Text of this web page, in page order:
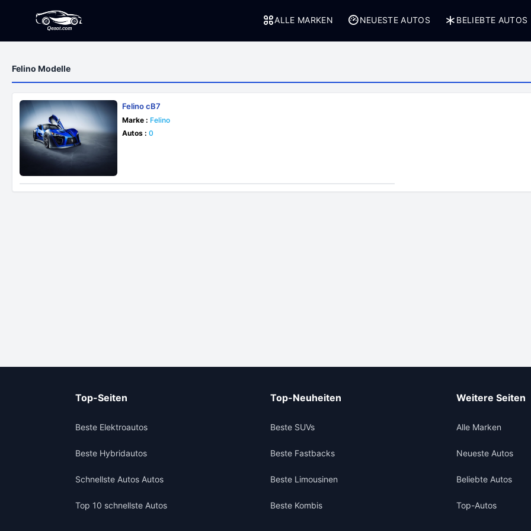
ALLE MARKEN NEUESTE AUTOS BELIEBTE AUTOS
Felino Modelle
Felino cB7
Marke : Felino
Autos : 0
Top-Seiten
Beste Elektroautos
Beste Hybridautos
Schnellste Autos Autos
Top 10 schnellste Autos
Top-Neuheiten
Beste SUVs
Beste Fastbacks
Beste Limousinen
Beste Kombis
Weitere Seiten
Alle Marken
Neueste Autos
Beliebte Autos
Top-Autos